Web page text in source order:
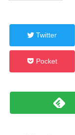
Twitter
Pocket